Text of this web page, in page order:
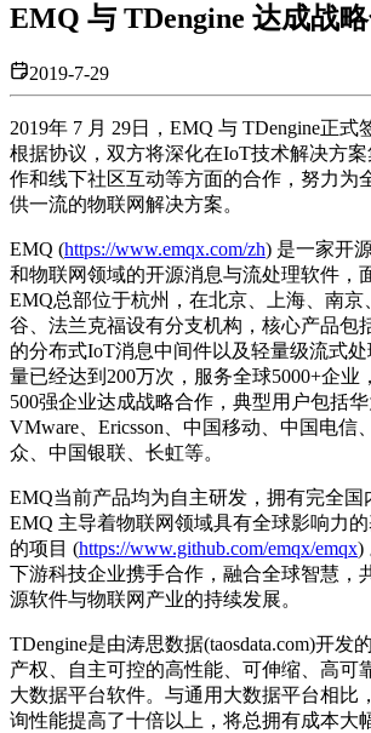
EMQ 与 TDengine 达成战
2019-7-29
2019年 7 月 29日，EMQ 与 TDengine正式
根据协议，双方将深化在IoT技术解决方
作和线下社区互动等方面的合作，努力为
供一流的物联网解决方案。
EMQ (https://www.emqx.com/zh) 是一家开
和物联网领域的开源消息与流处理软件，
EMQ总部位于杭州，在北京、上海、南京
谷、法兰克福设有分支机构，核心产品包
的分布式IoT消息中间件以及轻量级流式
量已经达到200万次，服务全球5000+企业
500强企业达成战略合作，典型用户包括华
VMware、Ericsson、中国移动、中国电信
众、中国银联、长虹等。
EMQ当前产品均为自主研发，拥有完全国
EMQ 主导着物联网领域具有全球影响力的
的项目 (https://www.github.com/emqx/emqx)
下游科技企业携手合作，融合全球智慧，
源软件与物联网产业的持续发展。
TDengine是由涛思数据(taosdata.com)开发
产权、自主可控的高性能、可伸缩、高可
大数据平台软件。与通用大数据平台相比
询性能提高了十倍以上，将总拥有成本大